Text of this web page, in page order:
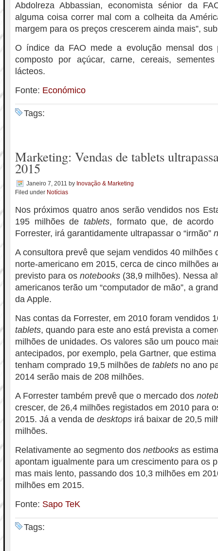
Abdolreza Abbassian, economista sénior da
alguma coisa correr mal com a colheita da
margem para os preços crescerem ainda mais”,
O índice da FAO mede a evolução mensal dos
composto por açúcar, carne, cereais,
lácteos.
Fonte: Económico
Tags:
Marketing: Vendas de tablets
2015
Janeiro 7, 2011 by Inovação & Marketing
Filed under Notícias
Nos próximos quatro anos serão vendidos nos
195 milhões de tablets, formato que, de
Forrester, irá garantidamente ultrapassar o “irmão”
A consultora prevê que sejam vendidos 40 milhões
norte-americano em 2015, cerca de cinco milhões
previsto para os notebooks (38,9 milhões). Nessa
americanos terão um “computador de mão”, a
da Apple.
Nas contas da Forrester, em 2010 foram vendidos
tablets, quando para este ano está prevista a
milhões de unidades. Os valores são um pouco
antecipados, por exemplo, pela Gartner, que
tenham comprado 19,5 milhões de tablets no ano
2014 serão mais de 208 milhões.
A Forrester também prevê que o mercado dos
crescer, de 26,4 milhões registados em 2010 para
2015. Já a venda de desktops irá baixar de 20,5
milhões.
Relativamente ao segmento dos netbooks as
apontam igualmente para um crescimento para os
mas mais lento, passando dos 10,3 milhões em
milhões em 2015.
Fonte: Sapo TeK
Tags: